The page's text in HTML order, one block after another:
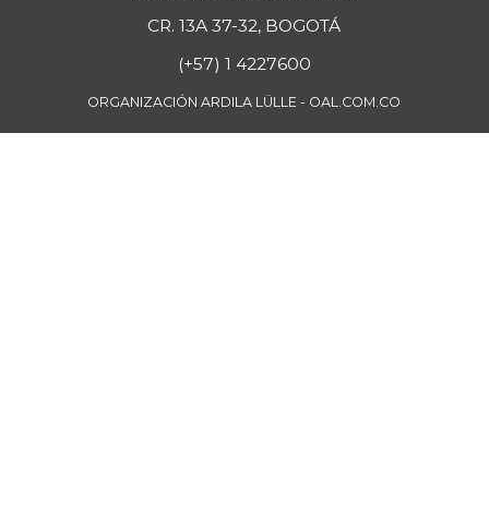
CR. 13A 37-32, BOGOTÁ
(+57) 1 4227600
ORGANIZACIÓN ARDILA LÜLLE - OAL.COM.CO